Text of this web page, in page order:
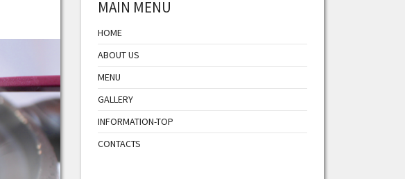
MAIN MENU
HOME
ABOUT US
MENU
GALLERY
INFORMATION-TOP
CONTACTS